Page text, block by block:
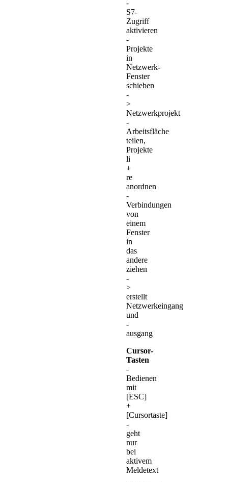
-
S7-
Zugriff
aktivieren
-
Projekte
in
Netzwerk-
Fenster
schieben
-
>
Netzwerkprojekt
-
Arbeitsfläche
teilen,
Projekte
li
+
re
anordnen
-
Verbindungen
von
einem
Fenster
in
das
andere
ziehen
-
>
erstellt
Netzwerkeingang
und
-
ausgang
Cursor-
Tasten
-
Bedienen
mit
[ESC]
+
[Cursortaste]
-
geht
nur
bei
aktivem
Meldetext